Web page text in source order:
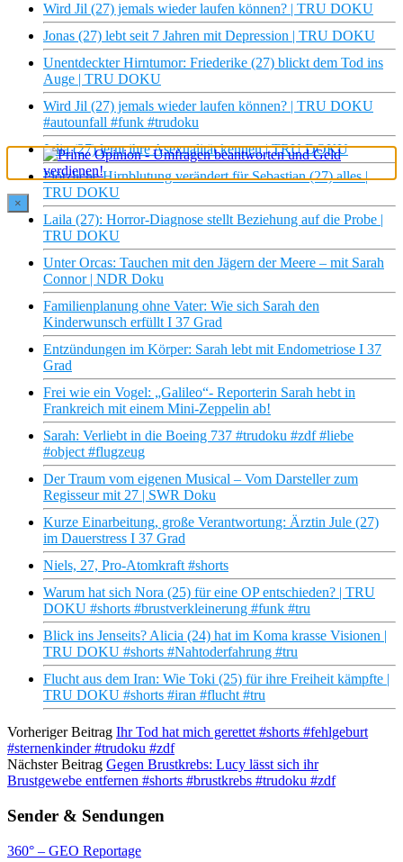
Wird Jil (27) jemals wieder laufen können? | TRU DOKU
Jonas (27) lebt seit 7 Jahren mit Depression | TRU DOKU
Unentdeckter Hirntumor: Friederike (27) blickt dem Tod ins
Auge | TRU DOKU
Wird Jil (27) jemals wieder laufen können? | TRU DOKU
#autounfall #funk #trudoku
Julia (27) lernt ihre Asexualität kennen | TRU DOKU
Plötzliche Hirnblutung verändert für Sebastian (27) alles |
TRU DOKU
Laila (27): Horror-Diagnose stellt Beziehung auf die Probe |
TRU DOKU
Unter Orcas: Tauchen mit den Jägern der Meere – mit Sarah
Connor | NDR Doku
Familienplanung ohne Vater: Wie sich Sarah den
Kinderwunsch erfüllt I 37 Grad
Entzündungen im Körper: Sarah lebt mit Endometriose I 37
Grad
Frei wie ein Vogel: „Galileo“- Reporterin Sarah hebt in
Frankreich mit einem Mini-Zeppelin ab!
Sarah: Verliebt in die Boeing 737 #trudoku #zdf #liebe
#object #flugzeug
Der Traum vom eigenen Musical – Vom Darsteller zum
Regisseur mit 27 | SWR Doku
Kurze Einarbeitung, große Verantwortung: Ärztin Jule (27)
im Dauerstress I 37 Grad
Niels, 27, Pro-Atomkraft #shorts
Warum hat sich Nora (25) für eine OP entschieden? | TRU
DOKU #shorts #brustverkleinerung #funk #tru
Blick ins Jenseits? Alicia (24) hat im Koma krasse Visionen |
TRU DOKU #shorts #Nahtoderfahrung #tru
Flucht aus dem Iran: Wie Toki (25) für ihre Freiheit kämpfte |
TRU DOKU #shorts #iran #flucht #tru
Vorheriger Beitrag Ihr Tod hat mich gerettet #shorts #fehlgeburt
#sternenkinder #trudoku #zdf
Nächster Beitrag Gegen Brustkrebs: Lucy lässt sich ihr
Brustgewebe entfernen #shorts #brustkrebs #trudoku #zdf
Sender & Sendungen
360° – GEO Reportage
×